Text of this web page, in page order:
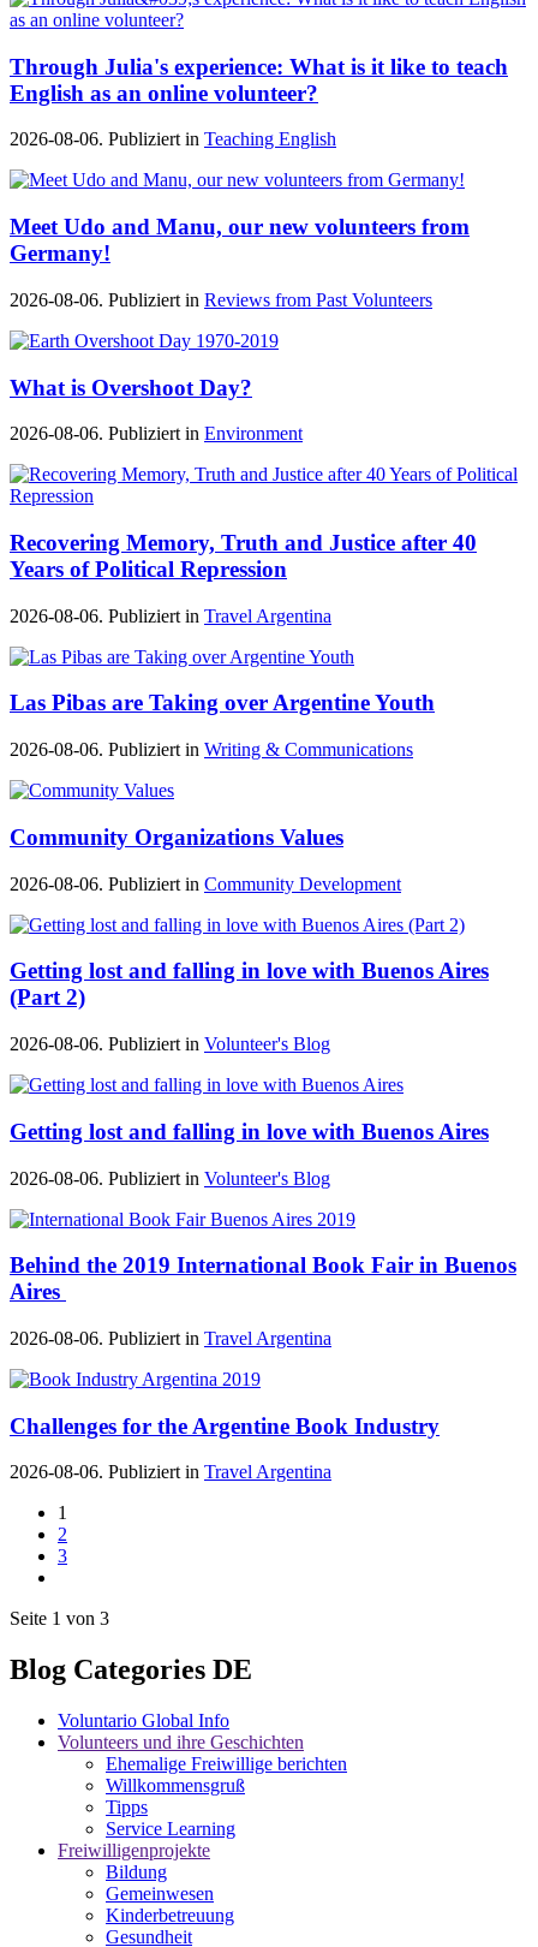
Through Julia's experience: What is it like to teach
English as an online volunteer?
2026-08-06. Publiziert in Teaching English
Meet Udo and Manu, our new volunteers from
Germany!
2026-08-06. Publiziert in Reviews from Past Volunteers
What is Overshoot Day?
2026-08-06. Publiziert in Environment
Recovering Memory, Truth and Justice after 40
Years of Political Repression
2026-08-06. Publiziert in Travel Argentina
Las Pibas are Taking over Argentine Youth
2026-08-06. Publiziert in Writing & Communications
Community Organizations Values
2026-08-06. Publiziert in Community Development
Getting lost and falling in love with Buenos Aires
(Part 2)
2026-08-06. Publiziert in Volunteer's Blog
Getting lost and falling in love with Buenos Aires
2026-08-06. Publiziert in Volunteer's Blog
Behind the 2019 International Book Fair in Buenos
Aires
2026-08-06. Publiziert in Travel Argentina
Challenges for the Argentine Book Industry
2026-08-06. Publiziert in Travel Argentina
1
2
3
Seite 1 von 3
Blog Categories DE
Voluntario Global Info
Volunteers und ihre Geschichten
Ehemalige Freiwillige berichten
Willkommensgruß
Tipps
Service Learning
Freiwilligenprojekte
Bildung
Gemeinwesen
Kinderbetreuung
Gesundheit